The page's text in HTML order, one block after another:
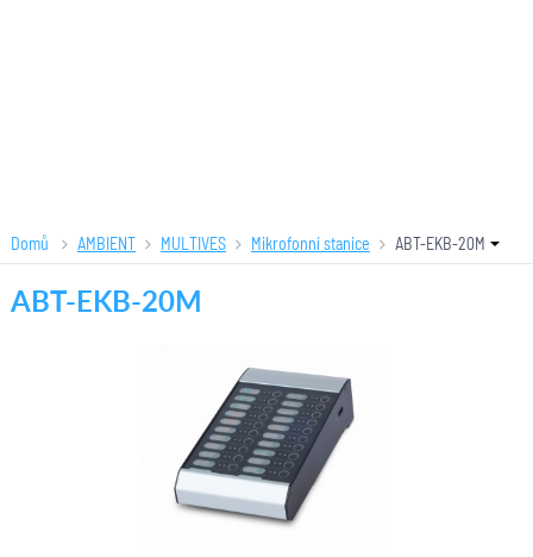
Domů AMBIENT MULTIVES Mikrofonní stanice ABT-EKB-20M
ABT-EKB-20M